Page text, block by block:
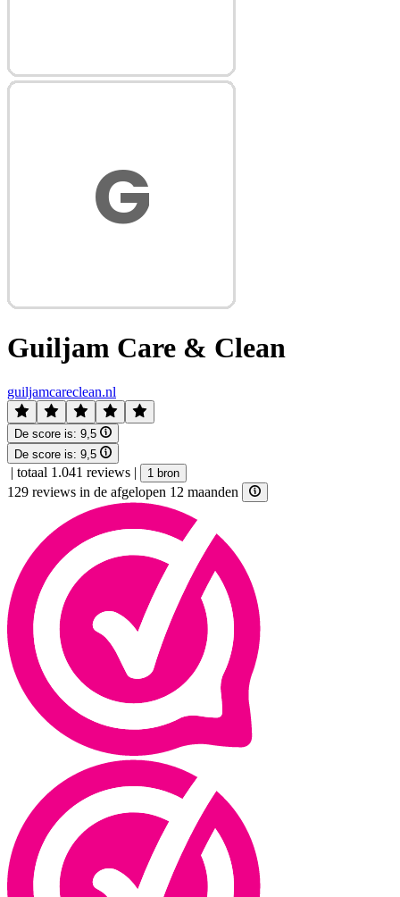
Guiljam Care & Clean
guiljamcareclean.nl
De score is: 9,5
De score is: 9,5
| totaal 1.041 reviews | 1 bron
129 reviews in de afgelopen 12 maanden